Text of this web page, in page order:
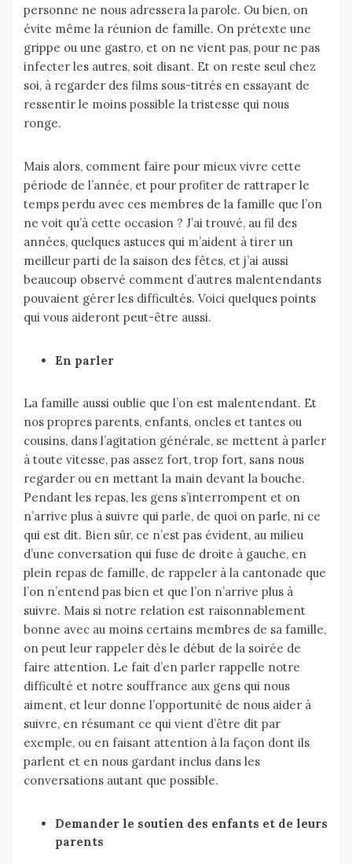
personne ne nous adressera la parole. Ou bien, on
évite même la réunion de famille. On prétexte une
grippe ou une gastro, et on ne vient pas, pour ne pas
infecter les autres, soit disant. Et on reste seul chez
soi, à regarder des films sous-titrés en essayant de
ressentir le moins possible la tristesse qui nous
ronge.
Mais alors, comment faire pour mieux vivre cette
période de l’année, et pour profiter de rattraper le
temps perdu avec ces membres de la famille que l’on
ne voit qu’à cette occasion ? J’ai trouvé, au fil des
années, quelques astuces qui m’aident à tirer un
meilleur parti de la saison des fêtes, et j’ai aussi
beaucoup observé comment d’autres malentendants
pouvaient gérer les difficultés. Voici quelques points
qui vous aideront peut-être aussi.
En parler
La famille aussi oublie que l’on est malentendant. Et
nos propres parents, enfants, oncles et tantes ou
cousins, dans l’agitation générale, se mettent à parler
à toute vitesse, pas assez fort, trop fort, sans nous
regarder ou en mettant la main devant la bouche.
Pendant les repas, les gens s’interrompent et on
n’arrive plus à suivre qui parle, de quoi on parle, ni ce
qui est dit. Bien sûr, ce n’est pas évident, au milieu
d’une conversation qui fuse de droite à gauche, en
plein repas de famille, de rappeler à la cantonade que
l’on n’entend pas bien et que l’on n’arrive plus à
suivre. Mais si notre relation est raisonnablement
bonne avec au moins certains membres de sa famille,
on peut leur rappeler dès le début de la soirée de
faire attention. Le fait d’en parler rappelle notre
difficulté et notre souffrance aux gens qui nous
aiment, et leur donne l’opportunité de nous aider à
suivre, en résumant ce qui vient d’être dit par
exemple, ou en faisant attention à la façon dont ils
parlent et en nous gardant inclus dans les
conversations autant que possible.
Demander le soutien des enfants et de leurs
parents